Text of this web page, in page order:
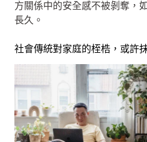
方關係中的安全感不被剝奪，
長久。
社會傳統對家庭的桎梏，或許